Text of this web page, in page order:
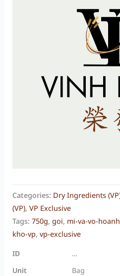
Categories: Dry Ingredients
(VP), VP Exclusive
Tags: 750g, goi, mi-va-vo-
kho-vp, vp-exclusive
ID
…
Unit
Bag